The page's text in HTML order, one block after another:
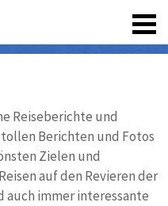
Reiseberichte und
Berichten und Fotos
Zielen und
auf den Revieren der
auch immer interessante